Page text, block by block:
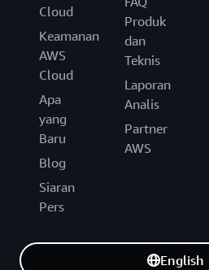
Cloud
Keamanan
AWS
Cloud
Apa
yang
Baru
Blog
Siaran
Pers
Produk
dan
Teknis
Laporan
Analis
Partner
AWS
English